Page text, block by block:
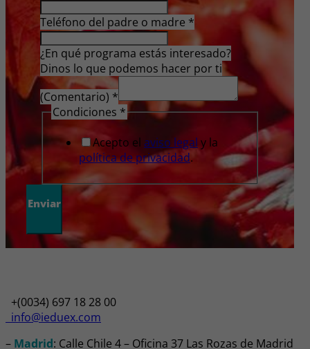
Teléfono del padre o madre *
¿En qué programa estás interesado?
Dinos lo que podemos hacer por ti
(Comentario) *
Condiciones *
Acepto el aviso legal y la
política de privacidad.
Enviar
+(0034) 697 18 28 00
info@ieduex.com
– Madrid: Calle Chile 4 – Oficina 37 Las Rozas de Madrid